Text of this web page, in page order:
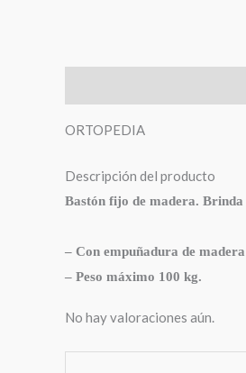
ORTOPEDIA
Descripción del producto
Bastón fijo de madera.
– Con empuñadura de madera
– Peso máximo 100 kg.
No hay valoraciones aún.